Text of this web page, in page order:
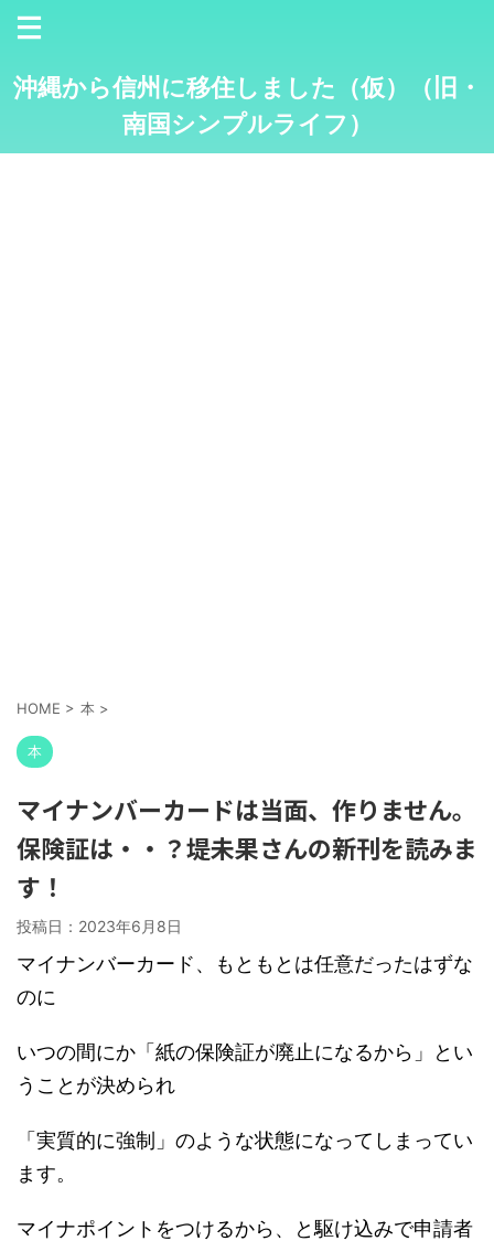
沖縄から信州に移住しました（仮）（旧・
南国シンプルライフ）
HOME > 本 >
本
マイナンバーカードは当面、作りません。
保険証は・・？堤未果さんの新刊を読みま
す！
投稿日： 2023年6月8日
マイナンバーカード、もともとは任意だったはずな
のに
いつの間にか「紙の保険証が廃止になるから」とい
うことが決められ
「実質的に強制」のような状態になってしまってい
ます。
マイナポイントをつけるから、と駆け込みで申請者